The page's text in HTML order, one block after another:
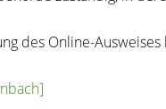
des Online-